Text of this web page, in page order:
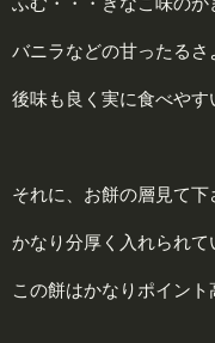
バニラなどの甘ったる
後味も良く実に食べやす
それに、お餅の層見て下
かなり分厚く入れられて
この餅はかなりポイント